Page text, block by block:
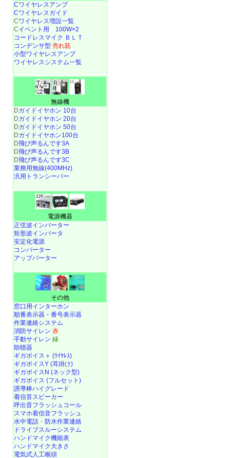
Cワイヤレスアンプ
Cワイヤレスガイド
Cワイヤレス増設一覧
Cイベント用 100W×2
コードレスマイク ＢＬＴ
コンデンサ型 売れ筋
小型ワイヤレスアンプ
ワイヤレスシステム一覧
無線機
Dガイドイヤホン 10台
Dガイドイヤホン 20台
Dガイドイヤホン 50台
Dガイドイヤホン100台
D飛び声るんです3A
D飛び声るんです3B
D飛び声るんです3C
業務用無線(400MHz)
汎用トランシーバー
電源機器
正弦波インバーター
矩形波インバータ
安定化電源
コンバーター
アップバーター
その他
窓口用インターホン
順番表示器・番号表示器
作業連絡システム
消防サイレン 赤
手動サイレン 緑
助聴器
ギガボイス＋ (ﾜｲﾔﾚｽ)
ギガボイスY (耳掛け)
ギガボイスN (ネック型)
ギガボイス (フルセット)
誘導棒ハイグレード
着信音スピーカー
呼出音フラッシュコール
スマホ着信音フラッシュ
水中電話 ・ 防水作業連絡
ドライブスルーシステム
ハンドマイク機能表
ハンドマイク大きさ
電気式人工喉頭